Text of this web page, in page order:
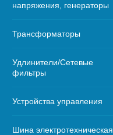
напряжения, генераторы
Трансформаторы
Удлинители/Сетевые
фильтры
Устройства управления
Шина электротехническая